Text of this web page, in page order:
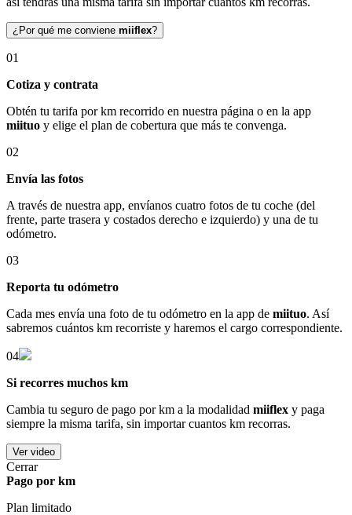
¿Por qué me conviene miiflex?
01
Cotiza y contrata
Obtén tu tarifa por km recorrido en nuestra página o en la app
miituo y elige el plan de cobertura que más te convenga.
02
Envía las fotos
A través de nuestra app, envíanos cuatro fotos de tu coche (del
frente, parte trasera y costados derecho e izquierdo) y una de tu
odómetro.
03
Reporta tu odómetro
Cada mes envía una foto de tu odómetro en la app de miituo. Así
sabremos cuántos km recorriste y haremos el cargo correspondiente.
04
Si recorres muchos km
Cambia tu seguro de pago por km a la modalidad miiflex y paga
siempre la misma tarifa, sin importar cuantos km recorras.
Ver video
Cerrar
Pago por km
Plan limitado